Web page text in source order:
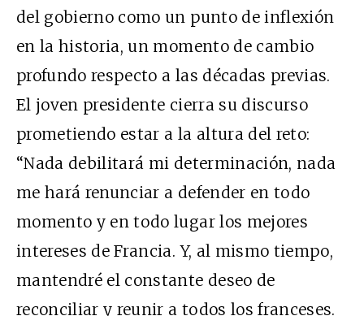
del gobierno como un punto de inflexión
en la historia, un momento de cambio
profundo respecto a las décadas previas.
El joven presidente cierra su discurso
prometiendo estar a la altura del reto:
“Nada debilitará mi determinación, nada
me hará renunciar a defender en todo
momento y en todo lugar los mejores
intereses de Francia. Y, al mismo tiempo,
mantendré el constante deseo de
reconciliar y reunir a todos los franceses.